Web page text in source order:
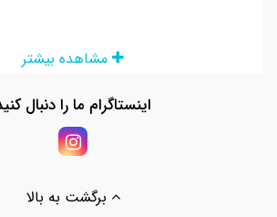
مشاهده بیشتر
اینستاگرام ما را دنبال
برگشت به بالا